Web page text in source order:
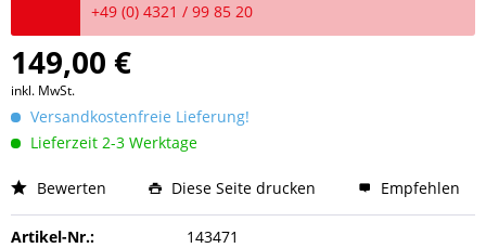
+49 (0) 4321 / 99 85 20
149,00 €
inkl. MwSt.
Versandkostenfreie Lieferung!
Lieferzeit 2-3 Werktage
Bewerten Diese Seite drucken Empfehlen
Artikel-Nr.:
143471